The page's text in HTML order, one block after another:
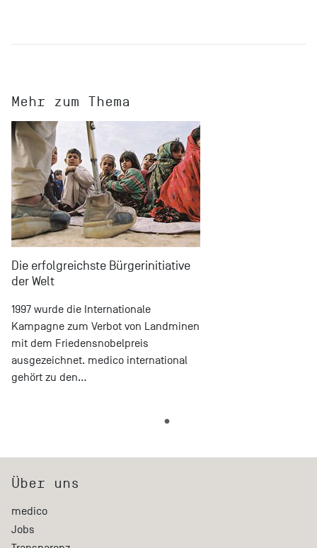
Mehr zum Thema
Die erfolgreichste Bürgerinitiative
der Welt
1997 wurde die Internationale
Kampagne zum Verbot von Landminen
mit dem Friedensnobelpreis
ausgezeichnet. medico international
gehört zu den…
Über uns
medico
Jobs